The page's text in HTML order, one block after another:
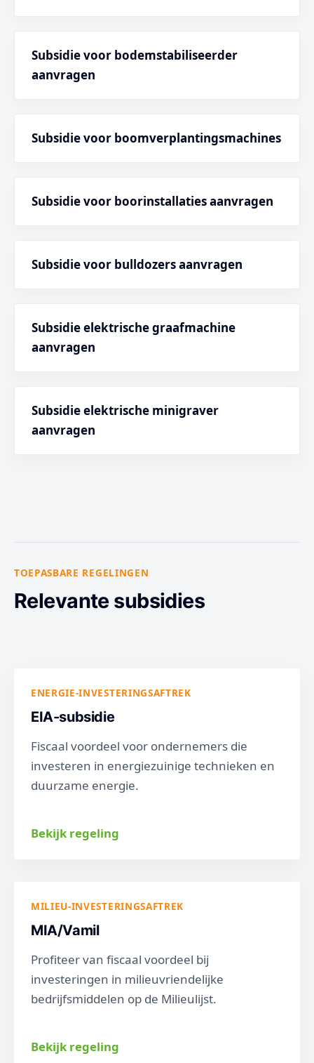
Subsidie voor bodemstabiliseerder
aanvragen
Subsidie voor boomverplantingsmachines
Subsidie voor boorinstallaties aanvragen
Subsidie voor bulldozers aanvragen
Subsidie elektrische graafmachine
aanvragen
Subsidie elektrische minigraver
aanvragen
TOEPASBARE REGELINGEN
Relevante subsidies
ENERGIE-INVESTERINGSAFTREK
EIA-subsidie
Fiscaal voordeel voor ondernemers die
investeren in energiezuinige technieken en
duurzame energie.
Bekijk regeling
MILIEU-INVESTERINGSAFTREK
MIA/Vamil
Profiteer van fiscaal voordeel bij
investeringen in milieuvriendelijke
bedrijfsmiddelen op de Milieulijst.
Bekijk regeling